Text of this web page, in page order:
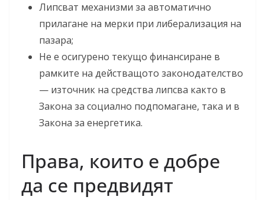
Липсват механизми за автоматично
прилагане на мерки при либерализация на
пазара;
Не е осигурено текущо финансиране в
рамките на действащото законодателство
— източник на средства липсва както в
Закона за социално подпомагане, така и в
Закона за енергетика.
Права, които е добре
да се предвидят